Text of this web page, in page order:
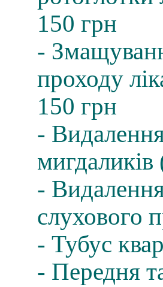
150 грн
-
проходу
150 грн
-
-
слухового
- Тубус
- Передня